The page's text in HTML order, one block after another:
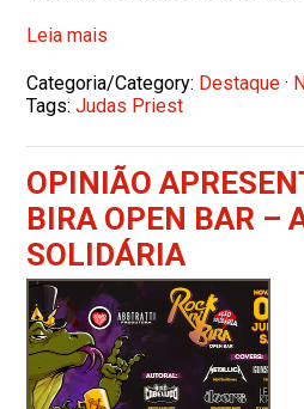
Leia mais
Categoria/Category: Destaque ·
Tags:Judas Priest
OPINIÃO
BIRA OPEN BAR –
SOLIDÁRIA